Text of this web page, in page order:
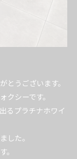
とうございます。
クシーです。
るプラチナホワイ
した。
。